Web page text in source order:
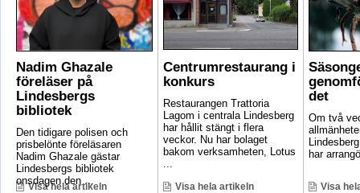
Nadim Ghazale
föreläser på
Lindesbergs
bibliotek
Den tidigare polisen och
prisbelönte föreläsaren
Nadim Ghazale gästar
Lindesbergs bibliotek
onsdagen den ...
Visa hela artikeln
Centrumrestaurang i
konkurs
Restaurangen Trattoria
Lagom i centrala Lindesberg
har hållit stängt i flera
veckor. Nu har bolaget
bakom verksamheten, Lotus
Visa hela artikeln
det
Om två
har
Visa